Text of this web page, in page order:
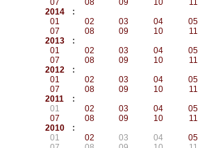
07
08 09 10 11
2014
:
01
02 03 04 05
07
08 09 10 11
2013
:
01
02 03 04 05
07
08 09 10 11
2012
:
01
02 03 04 05
07
08 09 10 11
2011
:
01
02 03 04 05
07
08 09 10 11
2010
:
01
02 03 04 05